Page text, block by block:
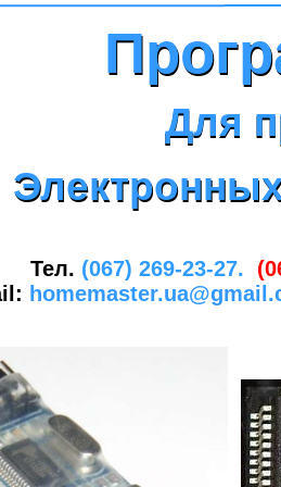
Для
Тел. (067) 269-23-27.
Для